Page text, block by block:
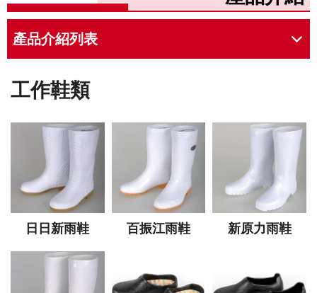
產品介紹列表
工作鞋類(所有產品)
雨鞋
廚房工作鞋
工作鞋類
日日新雨鞋 百振江雨鞋 新原力雨鞋